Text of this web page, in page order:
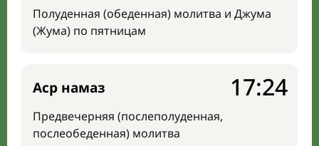
Полуденная (обеденная) молитва и Джума
(Жума) по пятницам
Аср намаз
Предвечерняя (послеполуденная,
послеобеденная) молитва
17:24